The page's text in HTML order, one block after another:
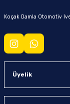
Koçak Damla Otomotiv
Üyelik